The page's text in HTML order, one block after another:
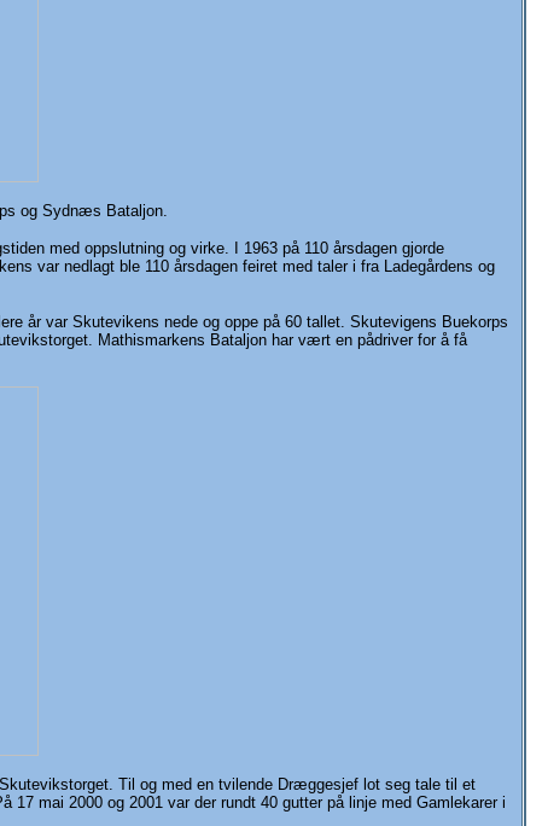
og Sydnæs Bataljon.
med oppslutning og virke. I 1963 på 110 årsdagen gjorde
var nedlagt ble 110 årsdagen feiret med taler i fra Ladegårdens og
år var Skutevikens nede og oppe på 60 tallet. Skutevigens Buekorps
Mathismarkens Bataljon har vært en pådriver for å få
Til og med en tvilende Dræggesjef lot seg tale til et
mai 2000 og 2001 var der rundt 40 gutter på linje med Gamlekarer i